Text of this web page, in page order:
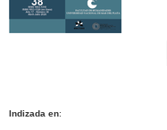
Indizada en: